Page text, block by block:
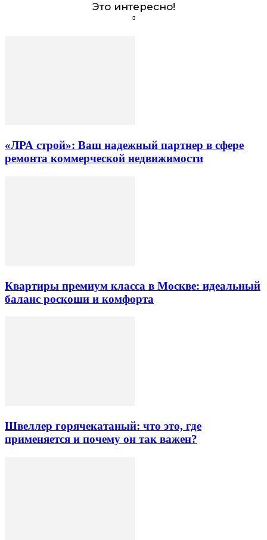
Это интересно!
«ЛРА строй»: Ваш надежный партнер в сфере
ремонта коммерческой недвижимости
Квартиры премиум класса в Москве: идеальный
баланс роскоши и комфорта
Швеллер горячекатаный: что это, где
применяется и почему он так важен?